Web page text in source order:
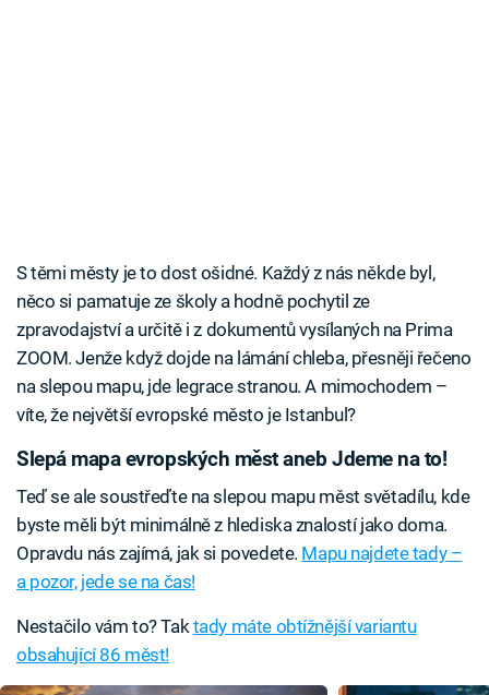
S těmi městy je to dost ošidné. Každý z nás někde byl,
něco si pamatuje ze školy a hodně pochytil ze
zpravodajství a určitě i z dokumentů vysílaných na Prima
ZOOM. Jenže když dojde na lámání chleba, přesněji řečeno
na slepou mapu, jde legrace stranou. A mimochodem –
víte, že největší evropské město je Istanbul?
Slepá mapa evropských měst aneb Jdeme na to!
Teď se ale soustřeďte na slepou mapu měst světadílu, kde
byste měli být minimálně z hlediska znalostí jako doma.
Opravdu nás zajímá, jak si povedete. Mapu najdete tady –
a pozor, jede se na čas!
Nestačilo vám to? Tak tady máte obtížnější variantu
obsahující 86 měst!